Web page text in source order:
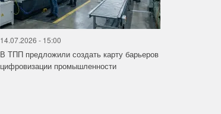
14.07.2026 - 15:00
В ТПП предложили создать карту барьеров
цифровизации промышленности